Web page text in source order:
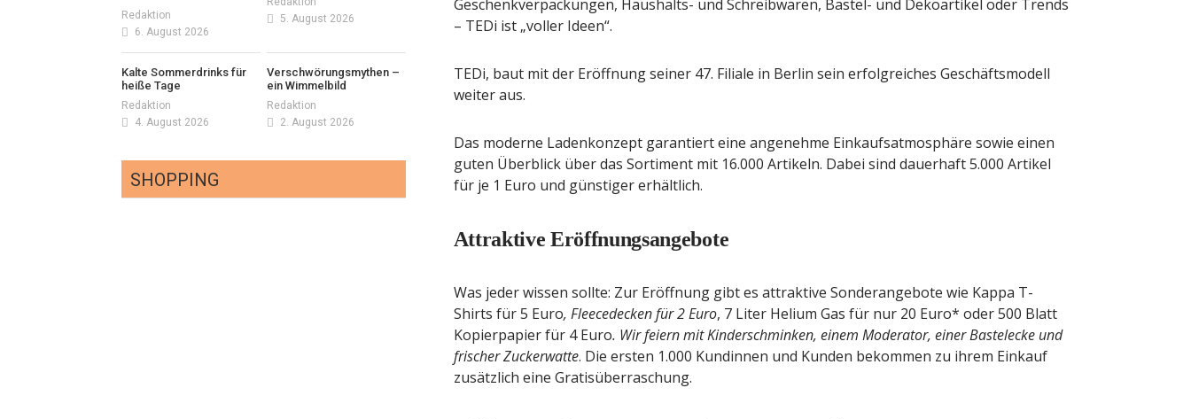
Geschenkverpackungen, Haushalts- und Schreibwaren, Bastel- und Dekoartikel oder Trends
– TEDi ist „voller Ideen“.
TEDi, baut mit der Eröffnung seiner 47. Filiale in Berlin sein erfolgreiches Geschäftsmodell
weiter aus.
Das moderne Ladenkonzept garantiert eine angenehme Einkaufsatmosphäre sowie einen
guten Überblick über das Sortiment mit 16.000 Artikeln. Dabei sind dauerhaft 5.000 Artikel
für je 1 Euro und günstiger erhältlich.
Attraktive Eröffnungsangebote
Was jeder wissen sollte: Zur Eröffnung gibt es attraktive Sonderangebote wie Kappa T-
Shirts für 5 Euro, Fleecedecken für 2 Euro, 7 Liter Helium Gas für nur 20 Euro* oder 500 Blatt
Kopierpapier für 4 Euro. Wir feiern mit Kinderschminken, einem Moderator, einer Bastelecke und
frischer Zuckerwatte. Die ersten 1.000 Kundinnen und Kunden bekommen zu ihrem Einkauf
zusätzlich eine Gratisüberraschung.
Redaktion
6. August 2026
5. August 2026
Kalte Sommerdrinks für
heiße Tage
Redaktion
4. August 2026
Verschwörungsmythen –
ein Wimmelbild
Redaktion
2. August 2026
SHOPPING